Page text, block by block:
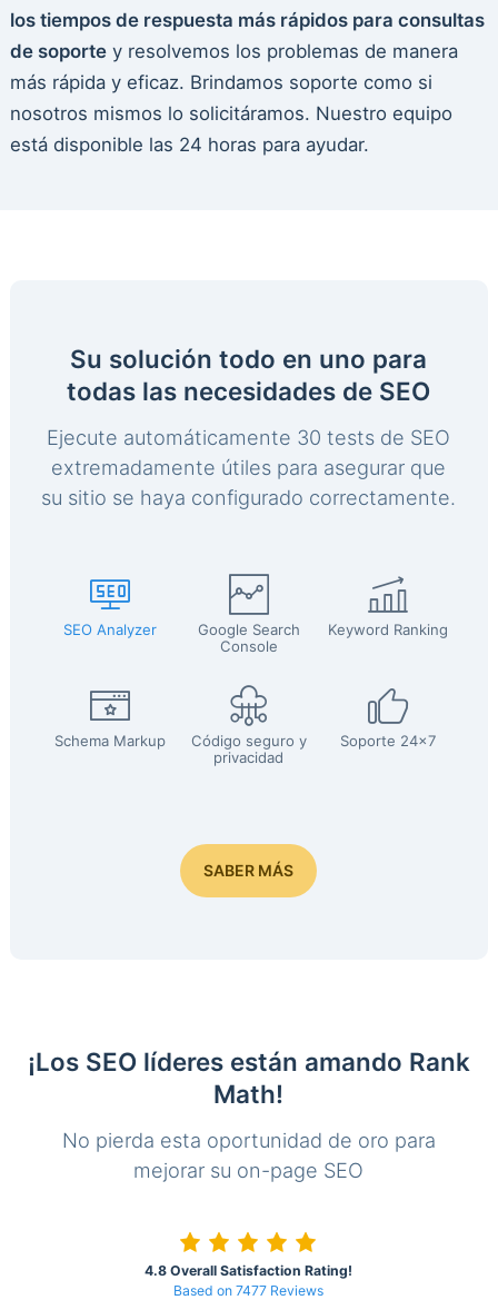
los tiempos de respuesta más rápidos para consultas
de soportey resolvemos los problemas de manera
más rápida y eficaz. Brindamos soporte como si
nosotros mismos lo solicitáramos. Nuestro equipo
está disponible las 24 horas para ayudar.
Su solución todo en uno para
todas las necesidades de SEO
Ejecute automáticamente 30 tests de SEO
extremadamente útiles para asegurar que
su sitio se haya configurado correctamente.
SEO Analyzer
Google Search
Console
Keyword Ranking
Schema Markup
Código seguro y
privacidad
Soporte 24x7
SABER MÁS
¡Los SEO líderes están amando Rank
Math!
No pierda esta oportunidad de oro para
mejorar su on-page SEO
4.8 Overall Satisfaction Rating!
Based on 7477 Reviews